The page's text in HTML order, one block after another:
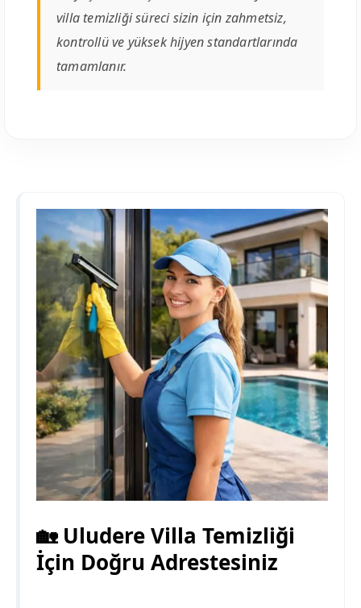
villa temizliği süreci sizin için zahmetsiz,
kontrollü ve yüksek hijyen standartlarında
tamamlanır.
🏡 Uludere Villa Temizliği
İçin Doğru Adrestesiniz